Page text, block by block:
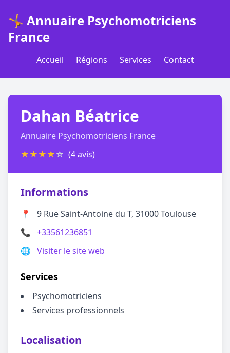
🤸 Annuaire Psychomotriciens
France
Accueil Régions Services Contact
Dahan Béatrice
Annuaire Psychomotriciens France
★★★★☆ (4 avis)
Informations
📍
9 Rue Saint-Antoine du T, 31000 Toulouse
📞 +33561236851
🌐 Visiter le site web
Services
Psychomotriciens
Services professionnels
Localisation